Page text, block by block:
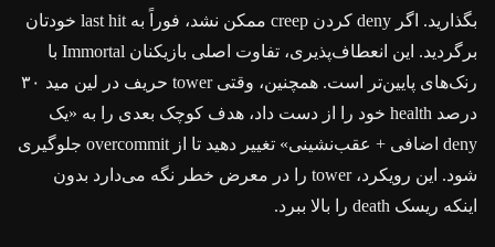
بگذارید. اگر deny کردن creep ممکن نشد، فوراً به last hit خودتان
برگردید. این انعطاف‌پذیری، تفاوت اصلی بازیکنان Immortal با
رنک‌های پایین‌تر است. همچنین، وقتی tower حریف در لین مید ۳۰
درصد health خود را از دست داد، هدف کوچک بعدی را به «یک
deny اضافی + عقب‌نشینی» تغییر دهید تا از overcommit جلوگیری
شود. این رویکرد، tower را در معرض خطر نگه می‌دارد بدون
اینکه ریسک death را بالا ببرد.